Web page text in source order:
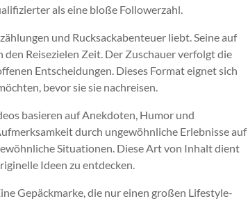
als eine bloße Followerzahl.
und Rucksackabenteuer liebt. Seine auf
Reisezielen Zeit. Der Zuschauer verfolgt die
Entscheidungen. Dieses Format eignet sich
bevor sie sie nachreisen.
basieren auf Anekdoten, Humor und
durch ungewöhnliche Erlebnisse auf
Situationen. Diese Art von Inhalt dient
Ideen zu entdecken.
Gepäckmarke, die nur einen großen Lifestyle-